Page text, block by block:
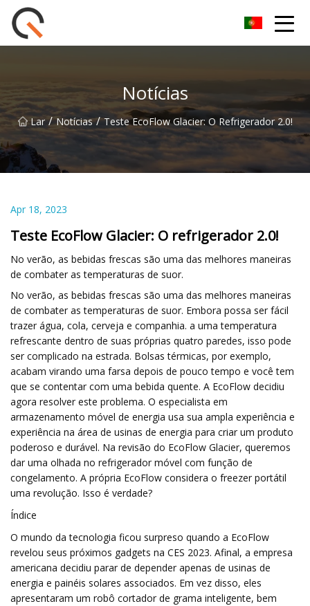
Notícias
Lar / Notícias / Teste EcoFlow Glacier: O Refrigerador 2.0!
Apr 18, 2023
Teste EcoFlow Glacier: O refrigerador 2.0!
No verão, as bebidas frescas são uma das melhores maneiras
de combater as temperaturas de suor.
No verão, as bebidas frescas são uma das melhores maneiras
de combater as temperaturas de suor. Embora possa ser fácil
trazer água, cola, cerveja e companhia. a uma temperatura
refrescante dentro de suas próprias quatro paredes, isso pode
ser complicado na estrada. Bolsas térmicas, por exemplo,
acabam virando uma farsa depois de pouco tempo e você tem
que se contentar com uma bebida quente. A EcoFlow decidiu
agora resolver este problema. O especialista em
armazenamento móvel de energia usa sua ampla experiência e
experiência na área de usinas de energia para criar um produto
poderoso e durável. Na revisão do EcoFlow Glacier, queremos
dar uma olhada no refrigerador móvel com função de
congelamento. A própria EcoFlow considera o freezer portátil
uma revolução. Isso é verdade?
Índice
O mundo da tecnologia ficou surpreso quando a EcoFlow
revelou seus próximos gadgets na CES 2023. Afinal, a empresa
americana decidiu parar de depender apenas de usinas de
energia e painéis solares associados. Em vez disso, eles
apresentaram um robô cortador de grama inteligente, bem